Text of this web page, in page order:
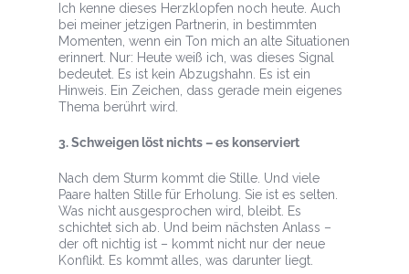
Ich kenne dieses Herzklopfen noch heute. Auch
bei meiner jetzigen Partnerin, in bestimmten
Momenten, wenn ein Ton mich an alte Situationen
erinnert. Nur: Heute weiß ich, was dieses Signal
bedeutet. Es ist kein Abzugshahn. Es ist ein
Hinweis. Ein Zeichen, dass gerade mein eigenes
Thema berührt wird.
3. Schweigen löst nichts – es konserviert
Nach dem Sturm kommt die Stille. Und viele
Paare halten Stille für Erholung. Sie ist es selten.
Was nicht ausgesprochen wird, bleibt. Es
schichtet sich ab. Und beim nächsten Anlass –
der oft nichtig ist – kommt nicht nur der neue
Konflikt. Es kommt alles, was darunter liegt.